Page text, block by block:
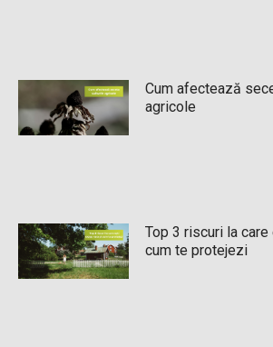
Cum afectează
agricole
Top 3 riscuri la
cum te protejezi